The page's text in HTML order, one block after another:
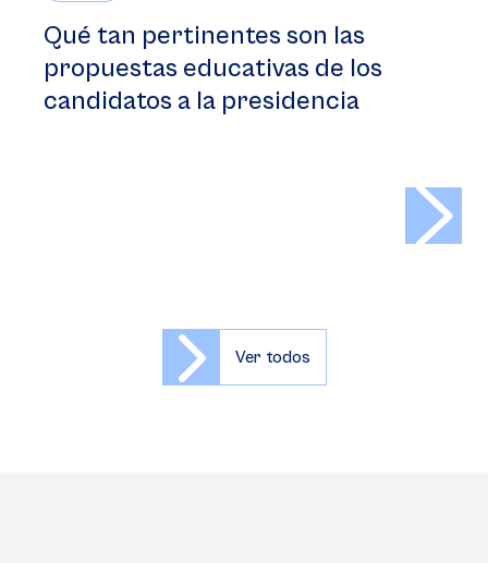
Qué tan pertinentes son las
propuestas educativas de los
candidatos a la presidencia
Ver todos